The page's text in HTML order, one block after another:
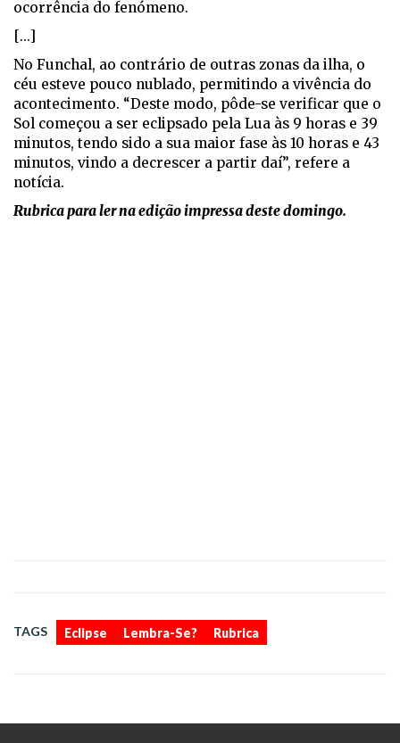
ocorrência do fenómeno.
[...]
No Funchal, ao contrário de outras zonas da ilha, o
céu esteve pouco nublado, permitindo a vivência do
acontecimento. “Deste modo, pôde-se verificar que o
Sol começou a ser eclipsado pela Lua às 9 horas e 39
minutos, tendo sido a sua maior fase às 10 horas e 43
minutos, vindo a decrescer a partir daí”, refere a
notícia.
Rubrica para ler na edição impressa deste domingo.
TAGS Eclipse Lembra-Se? Rubrica